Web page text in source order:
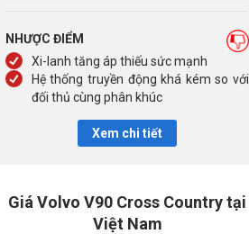
NHƯỢC ĐIỂM
Xi-lanh tăng áp thiếu sức mạnh
Hệ thống truyền động khá kém so với
đối thủ cùng phân khúc
Xem chi tiết
Giá Volvo V90 Cross Country tại
Việt Nam